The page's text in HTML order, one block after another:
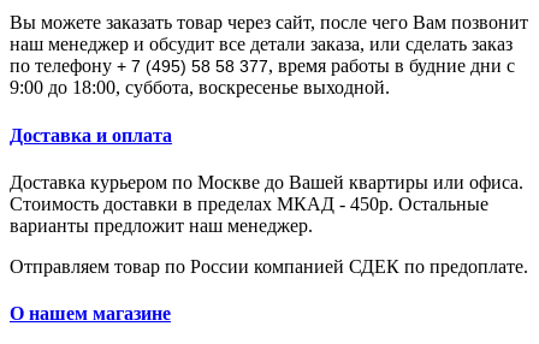
Вы можете заказать товар через сайт, после чего Вам позвонит
наш менеджер и обсудит все детали заказа, или сделать заказ
по телефону + 7 (495) 58 58 377, время работы в будние дни с
9:00 до 18:00, суббота, воскресенье выходной.
Доставка и оплата
Доставка курьером по Москве до Вашей квартиры или офиса.
Стоимость доставки в пределах МКАД - 450р. Остальные
варианты предложит наш менеджер.
Отправляем товар по России компанией СДЕК по предоплате.
О нашем магазине